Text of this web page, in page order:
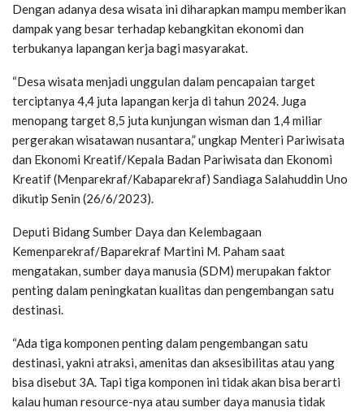
Dengan adanya desa wisata ini diharapkan mampu memberikan
dampak yang besar terhadap kebangkitan ekonomi dan
terbukanya lapangan kerja bagi masyarakat.
“Desa wisata menjadi unggulan dalam pencapaian target
terciptanya 4,4 juta lapangan kerja di tahun 2024. Juga
menopang target 8,5 juta kunjungan wisman dan 1,4 miliar
pergerakan wisatawan nusantara,” ungkap Menteri Pariwisata
dan Ekonomi Kreatif/Kepala Badan Pariwisata dan Ekonomi
Kreatif (Menparekraf/Kabaparekraf) Sandiaga Salahuddin Uno
dikutip Senin (26/6/2023).
Deputi Bidang Sumber Daya dan Kelembagaan
Kemenparekraf/Baparekraf Martini M. Paham saat
mengatakan, sumber daya manusia (SDM) merupakan faktor
penting dalam peningkatan kualitas dan pengembangan satu
destinasi.
“Ada tiga komponen penting dalam pengembangan satu
destinasi, yakni atraksi, amenitas dan aksesibilitas atau yang
bisa disebut 3A. Tapi tiga komponen ini tidak akan bisa berarti
kalau human resource-nya atau sumber daya manusia tidak